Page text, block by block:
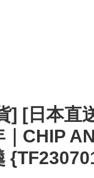
] [日本直
｜CHIP